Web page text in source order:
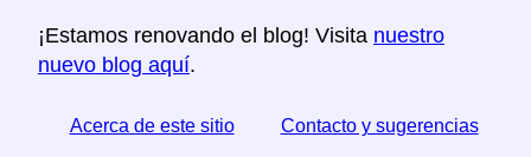
¡Estamos renovando el blog! Visita nuestro
nuevo blog aquí.
Acerca de este sitio Contacto y sugerencias